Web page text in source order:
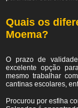
Quais os
Moema?
O prazo de
excelente opção
mesmo trabalhar
cantinas escolares,
Procurou por esfiha